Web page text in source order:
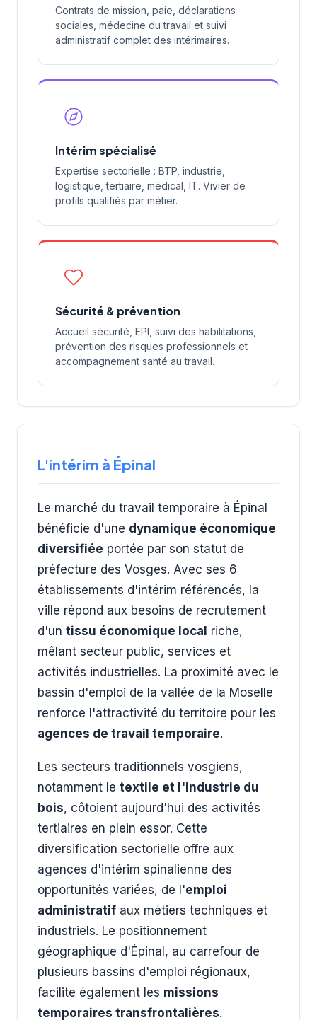
Contrats de mission, paie, déclarations
sociales, médecine du travail et suivi
administratif complet des intérimaires.
Intérim spécialisé
Expertise sectorielle : BTP, industrie,
logistique, tertiaire, médical, IT. Vivier de
profils qualifiés par métier.
Sécurité & prévention
Accueil sécurité, EPI, suivi des habilitations,
prévention des risques professionnels et
accompagnement santé au travail.
L'intérim à Épinal
Le marché du travail temporaire à Épinal
bénéficie d'une dynamique économique
diversifiée portée par son statut de
préfecture des Vosges. Avec ses 6
établissements d'intérim référencés, la
ville répond aux besoins de recrutement
d'un tissu économique local riche,
mêlant secteur public, services et
activités industrielles. La proximité avec le
bassin d'emploi de la vallée de la Moselle
renforce l'attractivité du territoire pour les
agences de travail temporaire.
Les secteurs traditionnels vosgiens,
notamment le textile et l'industrie du
bois, côtoient aujourd'hui des activités
tertiaires en plein essor. Cette
diversification sectorielle offre aux
agences d'intérim spinalienne des
opportunités variées, de l'emploi
administratif aux métiers techniques et
industriels. Le positionnement
géographique d'Épinal, au carrefour de
plusieurs bassins d'emploi régionaux,
facilite également les missions
temporaires transfrontalières.